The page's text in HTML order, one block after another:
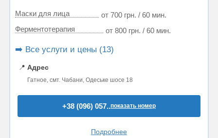
Маски для лица
от 700 грн. / 60 мин.
Ферментотерапия
от 800 грн. / 60 мин.
➡️ Все услуги и цены (13)
📍 Адрес
Гатное, смт. Чабани, Одеське шосе 18
+38 (096) 057..показать номер
Подробнее